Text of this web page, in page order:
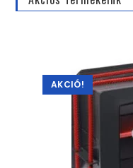
AKCIÓ!